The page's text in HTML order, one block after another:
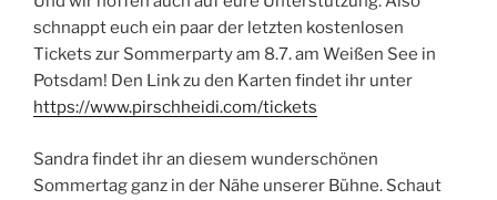
schnappt euch ein paar der letzten kostenlosen
Tickets zur Sommerparty am 8.7. am Weißen See in
Potsdam! Den Link zu den Karten findet ihr unter
https://www.pirschheidi.com/tickets
Sandra findet ihr an diesem wunderschönen
Sommertag ganz in der Nähe unserer Bühne. Schaut